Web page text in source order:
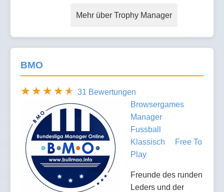
Mehr über Trophy Manager
BMO
31 Bewertungen
Browsergames
Manager
Fussball
Klassisch
Free To
Play
Freunde des runden
Leders und der